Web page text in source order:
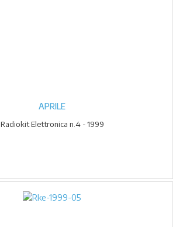
APRILE
Radiokit Elettronica n.4 - 1999